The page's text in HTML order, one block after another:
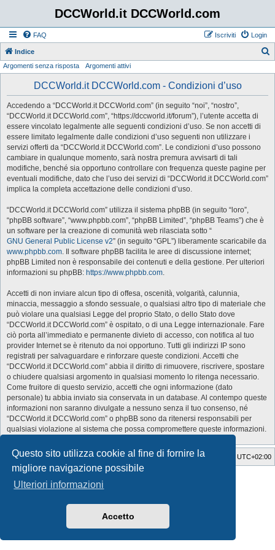
Questo sito utilizza cookie al fine di fornire la
migliore navigazione possibile
Ulteriori informazioni
Accetto
DCCWorld.it DCCWorld.com
FAQ Login
Iscriviti
Indice
Argomenti senza risposta Argomenti attivi
DCCWorld.it DCCWorld.com - Condizioni d’uso
Accedendo a “DCCWorld.it DCCWorld.com” (in seguito “noi”, “nostro”,
“DCCWorld.it DCCWorld.com”, “https://dccworld.it/forum”), l’utente accetta di
essere vincolato legalmente alle seguenti condizioni d’uso. Se non accetti di
essere limitato legalmente dalle condizioni d’uso seguenti non utilizzare i
servizi offerti da “DCCWorld.it DCCWorld.com”. Le condizioni d’uso possono
cambiare in qualunque momento, sarà nostra premura avvisarti di tali
modifiche, benché sia opportuno controllare con frequenza queste pagine per
eventuali modifiche, dato che l’uso dei servizi di “DCCWorld.it DCCWorld.com”
implica la completa accettazione delle condizioni d’uso.
“DCCWorld.it DCCWorld.com” utilizza il sistema phpBB (in seguito “loro”,
“phpBB software”, “www.phpbb.com”, “phpBB Limited”, “phpBB Teams”) che è
un software per la creazione di comunità web rilasciata sotto “
GNU General Public License v2” (in seguito “GPL”) liberamente scaricabile da
www.phpbb.com. Il software phpBB facilita le aree di discussione internet;
phpBB Limited non è responsabile dei contenuti e della gestione. Per ulteriori
informazioni su phpBB: https://www.phpbb.com.
Accetti di non inviare alcun tipo di offesa, oscenità, volgarità, calunnia,
minaccia, messaggio a sfondo sessuale, o qualsiasi altro tipo di materiale che
può violare una qualsiasi Legge del proprio Stato, o dello Stato dove
“DCCWorld.it DCCWorld.com” è ospitato, o di una Legge internazionale. Fare
ciò porta all’immediato e permanente divieto di accesso, con notifica al tuo
provider Internet se è ritenuto da noi opportuno. Tutti gli indirizzi IP sono
registrati per salvaguardare e rinforzare queste condizioni. Accetti che
“DCCWorld.it DCCWorld.com” abbia il diritto di rimuovere, riscrivere, spostare
o chiudere qualsiasi argomento in qualsiasi momento lo ritenga necessario.
Come fruitore di questo servizio, accetti che ogni informazione (dato
personale) tu abbia inviato sia conservata in un database. Al contempo queste
informazioni non saranno divulgate a nessuno senza il tuo consenso, né
“DCCWorld.it DCCWorld.com” o phpBB sono da ritenersi responsabili per
qualsiasi violazione al sistema che possa compromettere queste informazioni.
Indice Tutti gli orari sono UTC+02:00
Cancella cookie
Style Developer by ©
Creato daphpBB
Privacy|Condizioni